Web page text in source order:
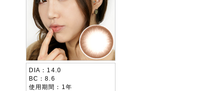
DIA
14.0
BC
8.6
使用期間
1年